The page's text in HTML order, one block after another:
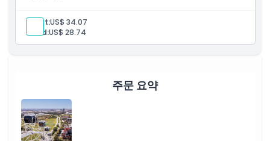
Adult:US$ 34.07
Child:US$ 28.74
주문 요약